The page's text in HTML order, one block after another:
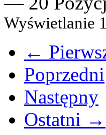
Wyświetlanie
←
Poprzedni
Następny
Ostatni →